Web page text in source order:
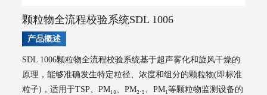
水环境监测
地表水监测系统
WQMS-900-固定式水质自动监测系统
WQMS-900E-简易式水质自动监测系统
WQMS-900S-小型式水质自动监测系统
颗粒物全流程校验系统SDL 1006
产品概述
SDL 1006颗粒物全流程校验系统基于超声雾化和旋风干燥的
原理，能够准确发生特定粒径、浓度和组分的颗粒物(即标准
粒子)，适用于TSP、PM₁₀、PM₂.₅、PM₁等颗粒物监测设备的